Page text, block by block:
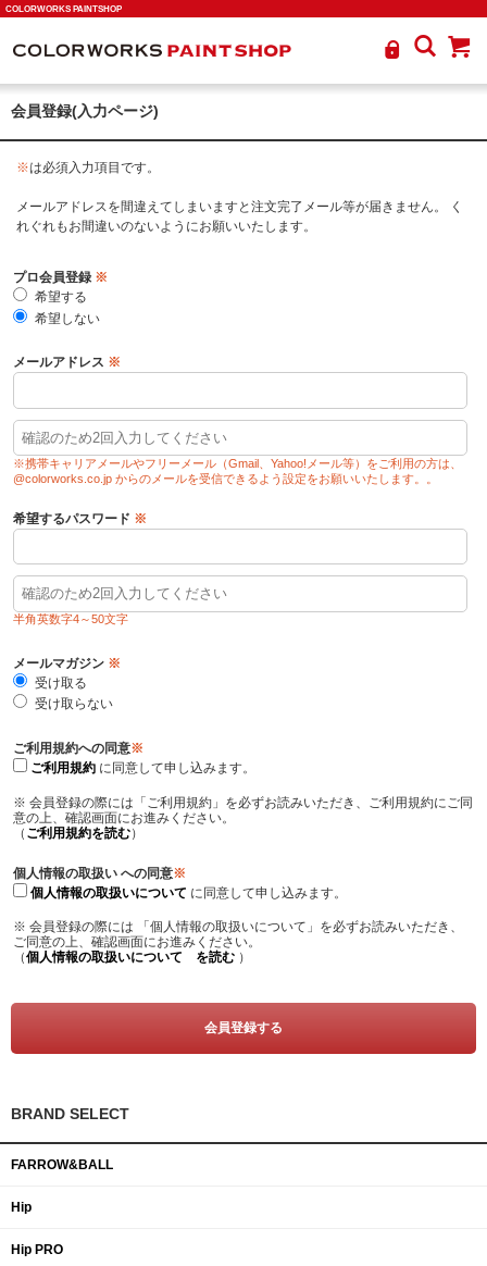
COLORWORKS PAINTSHOP
会員登録(入力ページ)
※は必須入力項目です。
メールアドレスを間違えてしまいますと注文完了メール等が届きません。 く
れぐれもお間違いのないようにお願いいたします。
プロ会員登録 ※
希望する
希望しない
メールアドレス ※
※携帯キャリアメールやフリーメール（Gmail、Yahoo!メール等）をご利用の方は、
@colorworks.co.jp からのメールを受信できるよう設定をお願いいたします。。
希望するパスワード ※
半角英数字4～50文字
メールマガジン ※
受け取る
受け取らない
ご利用規約への同意※
ご利用規約 に同意して申し込みます。
※ 会員登録の際には「ご利用規約」を必ずお読みいただき、ご利用規約にご同
意の上、確認画面にお進みください。
（ ご利用規約を読む）
個人情報の取扱い への同意※
個人情報の取扱いについて に同意して申し込みます。
※ 会員登録の際には 「個人情報の取扱いについて」を必ずお読みいただき、
ご同意の上、確認画面にお進みください。
（個人情報の取扱いについて を読む ）
BRAND SELECT
FARROW&BALL
Hip
Hip PRO